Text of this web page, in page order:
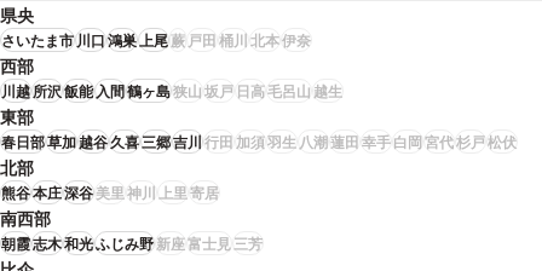
県央
さいたま市川口鴻巣上尾蕨 戸田桶川北本伊奈
西部
川越所沢飯能入間鶴ヶ島狭山坂戸 日高毛呂山 越生
東部
春日部草加越谷久喜三郷吉川行田 加須羽生八潮蓮田幸手白岡宮代杉戸松伏
北部
熊谷本庄深谷美里神川上里寄居
南西部
朝霞志木和光ふじみ野新座富士見三芳